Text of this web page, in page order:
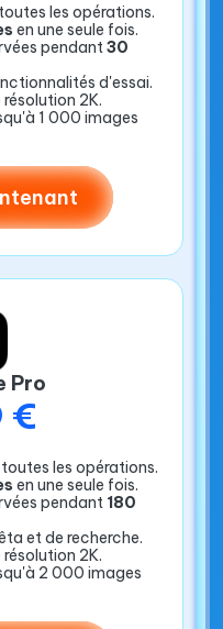
les opérations.
en une seule fois.
pendant30
d'essai.
2K.
1 000 images
Pro
€
les opérations.
en une seule fois.
pendant 180
et de recherche.
2K.
2 000 images